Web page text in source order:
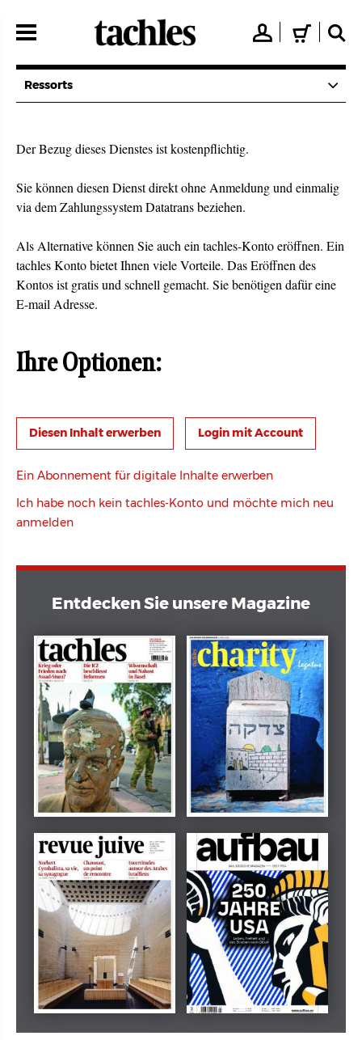
zum
👤 🛒 🔍
Ressorts
Der Bezug dieses Dienstes ist kostenpflichtig.
Sie können diesen Dienst direkt ohne Anmeldung und einmalig
via dem Zahlungssystem Datatrans beziehen.
Als Alternative können Sie auch ein tachles-Konto eröffnen. Ein
tachles Konto bietet Ihnen viele Vorteile. Das Eröffnen des
Kontos ist gratis und schnell gemacht. Sie benötigen dafür eine
E-mail Adresse.
Ihre Optionen:
Login mit Account
Ein Abonnement für digitale Inhalte erwerben
Ich habe noch kein tachles-Konto und möchte mich neu
anmelden
Entdecken Sie unsere Magazine
Dezember 2024
tachles
März 2026
Beilage